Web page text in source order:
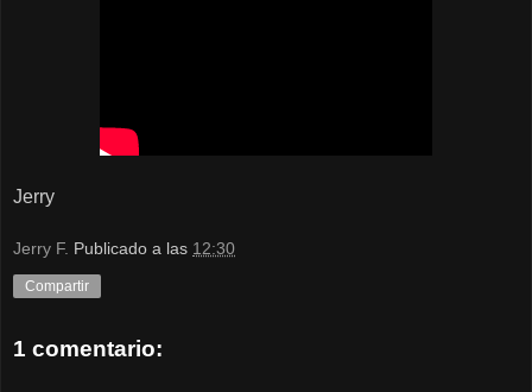
Jerry
Jerry F. Publicado a las 12:30
Compartir
1 comentario: